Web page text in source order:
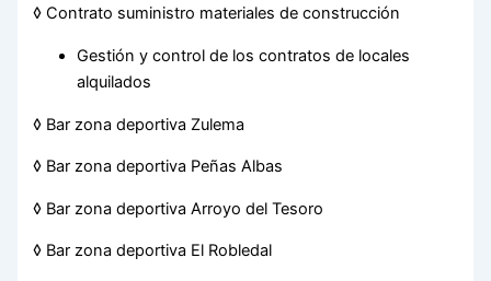
◊ Contrato suministro materiales de construcción
Gestión y control de los contratos de locales
alquilados
◊ Bar zona deportiva Zulema
◊ Bar zona deportiva Peñas Albas
◊ Bar zona deportiva Arroyo del Tesoro
◊ Bar zona deportiva El Robledal